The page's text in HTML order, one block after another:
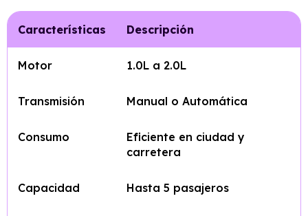
Características Descripción
Motor 1.0L a 2.0L
Transmisión Manual o Automática
Consumo
Eficiente en ciudad y
carretera
Capacidad Hasta 5 pasajeros